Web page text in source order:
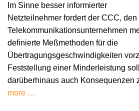
Im Sinne besser informierter
Netzteilnehmer fordert der CCC, den
Telekommunikationsunternehmen
definierte Meßmethoden für die
Übertragungsgeschwindigkeiten
Feststellung einer Minderleistung
darüberhinaus auch Konsequenzen
more …